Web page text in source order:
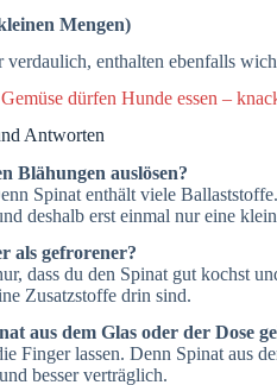
Mengen)
verdaulich, enthalten ebenfalls
dürfen Hunde essen –
Antworten
Blähungen auslösen?
Spinat enthält viele
deshalb erst einmal nur eine
als gefrorener?
dass du den Spinat gut kochst
Zusatzstoffe drin sind.
aus dem Glas oder der Dose
Finger lassen. Denn Spinat aus
besser verträglich.